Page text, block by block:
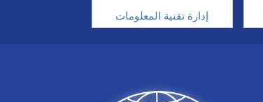
إدارة تقنية المعلومات